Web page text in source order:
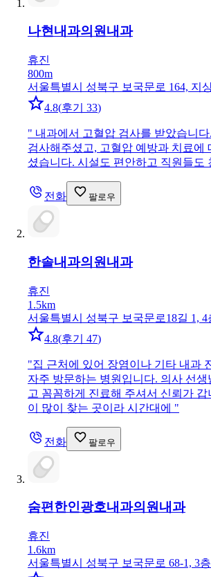
나현내과의원내과
휴진
800m
서울특별시 성북구 보국문로 164, 지
4.8(후기 33)
" 내과에서 고혈압 검사를 받았습니
검사해주셨고, 고혈압 예방과 치료에
셨습니다. 시설도 편안하고 직원들도
전화 팔로우
한솔내과의원 내과
휴진
1.5km
서울특별시 성북구 보국문로18길 1, 4
4.8(후기 47)
"집 근처에 있어 장염이나 기타 내과
자주 방문하는 병원입니다. 의사 선
고 꼼꼼하게 진료해 주셔서 신뢰가
이 많이 찾는 곳이라 시간대에 "
전화 팔로우
숨편한인광호내과의원내과
휴진
1.6km
서울특별시 성북구 보국문로 68-1, 3